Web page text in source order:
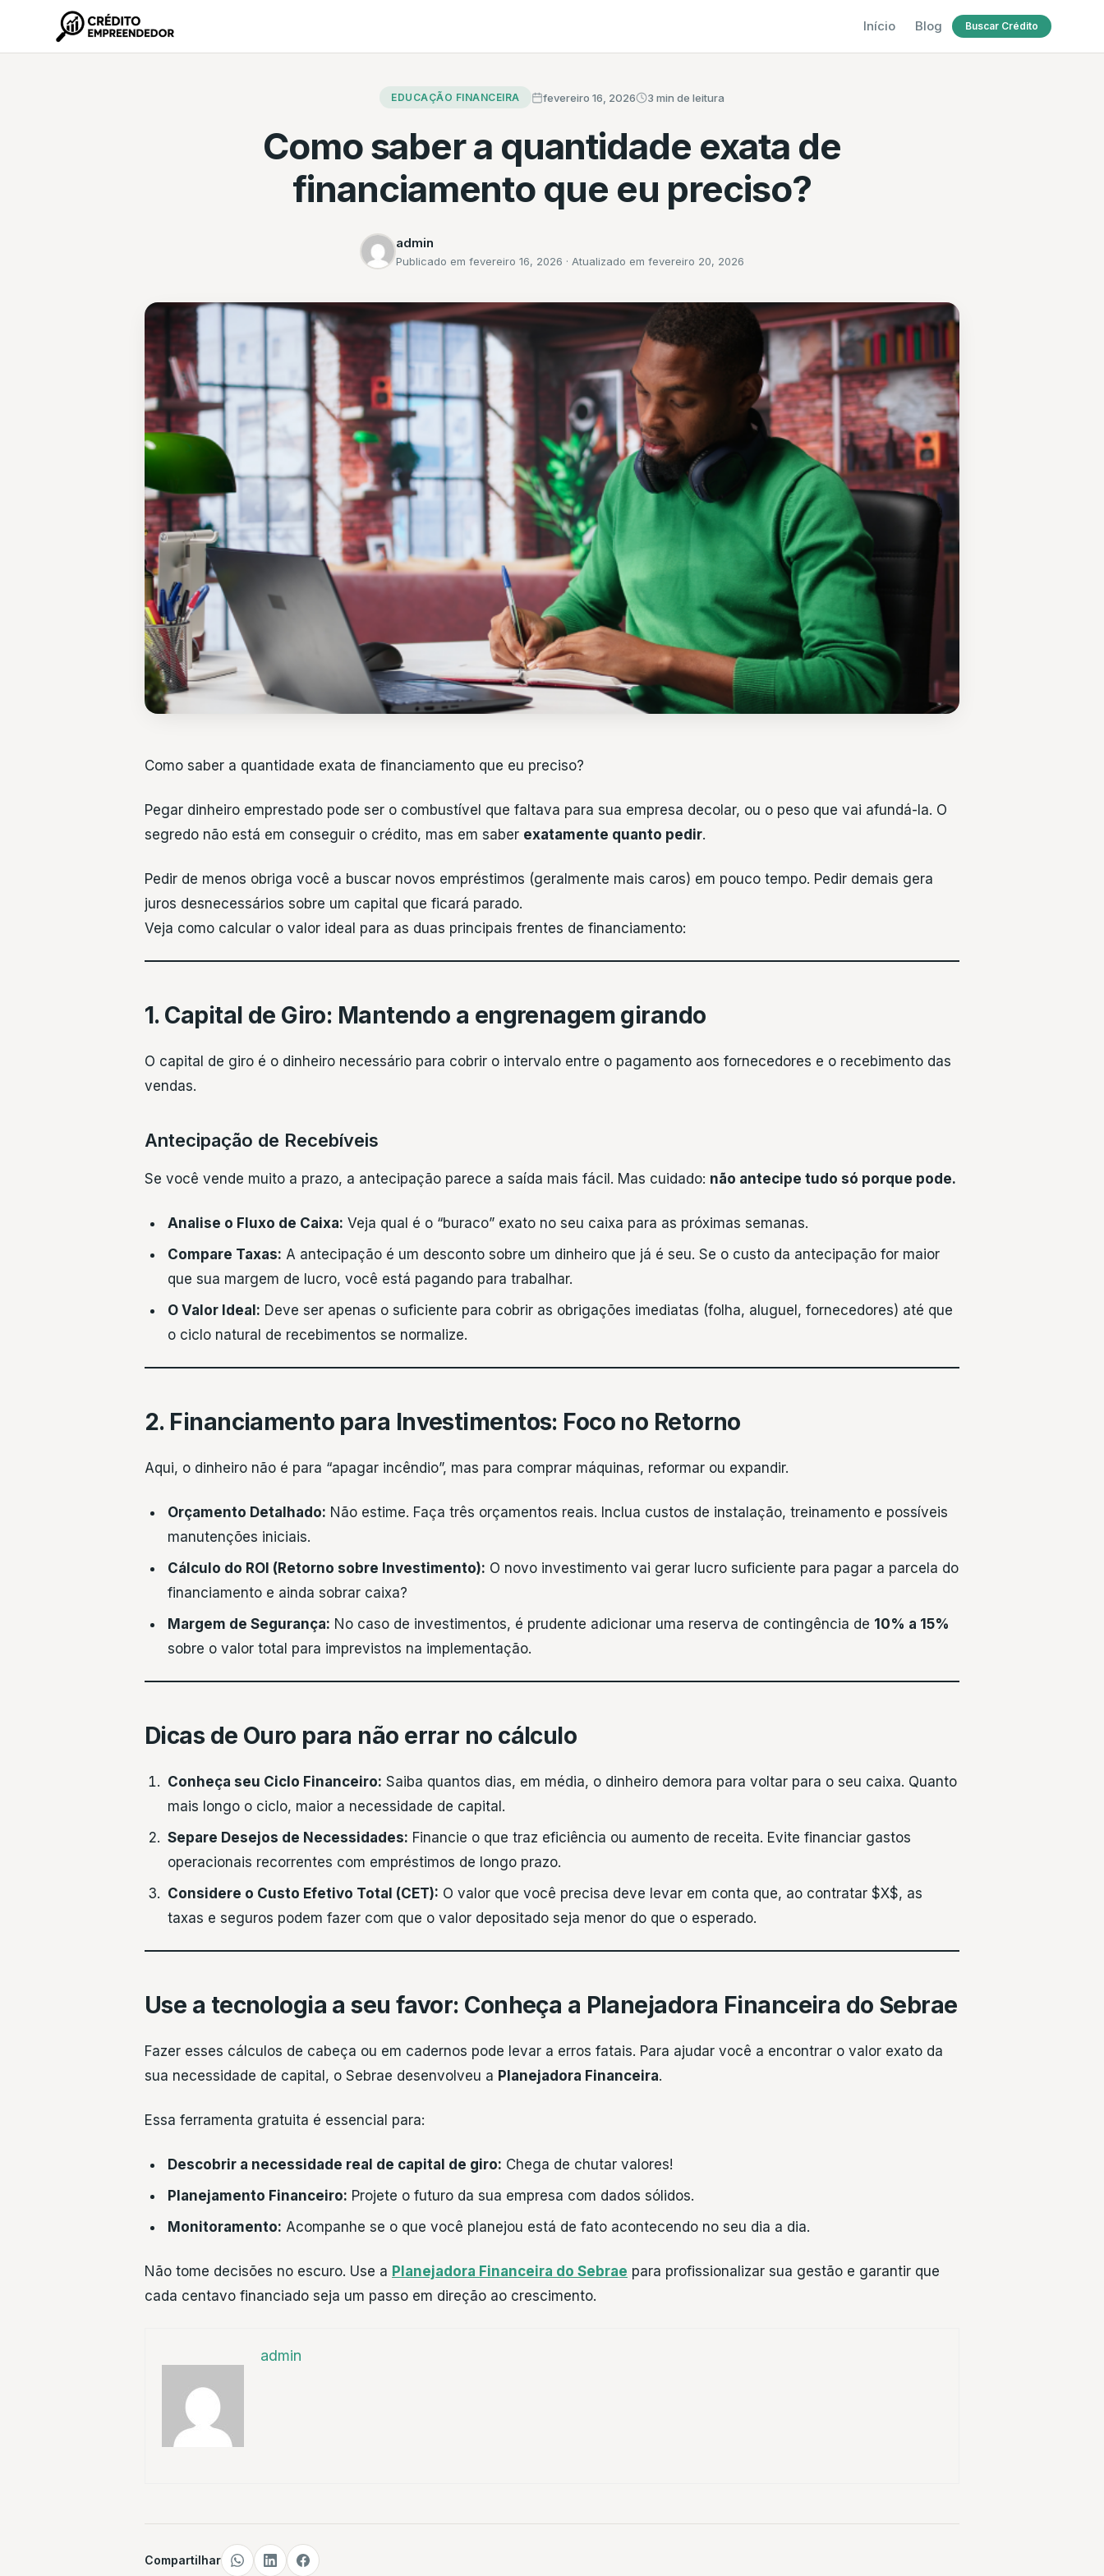
Início Blog Buscar Crédito
EDUCAÇÃO FINANCEIRA fevereiro 16, 2026 3 min de leitura
Como saber a quantidade exata de
financiamento que eu preciso?
admin
Publicado em fevereiro 16, 2026 · Atualizado em fevereiro 20, 2026
Como saber a quantidade exata de financiamento que eu preciso?
Pegar dinheiro emprestado pode ser o combustível que faltava para sua empresa decolar, ou o peso que vai afundá-la. O
segredo não está em conseguir o crédito, mas em saber exatamente quanto pedir.
Pedir de menos obriga você a buscar novos empréstimos (geralmente mais caros) em pouco tempo. Pedir demais gera
juros desnecessários sobre um capital que ficará parado.
Veja como calcular o valor ideal para as duas principais frentes de financiamento:
1. Capital de Giro: Mantendo a engrenagem girando
O capital de giro é o dinheiro necessário para cobrir o intervalo entre o pagamento aos fornecedores e o recebimento das
vendas.
Antecipação de Recebíveis
Se você vende muito a prazo, a antecipação parece a saída mais fácil. Mas cuidado: não antecipe tudo só porque pode.
Analise o Fluxo de Caixa: Veja qual é o “buraco” exato no seu caixa para as próximas semanas.
Compare Taxas: A antecipação é um desconto sobre um dinheiro que já é seu. Se o custo da antecipação for maior
que sua margem de lucro, você está pagando para trabalhar.
O Valor Ideal: Deve ser apenas o suficiente para cobrir as obrigações imediatas (folha, aluguel, fornecedores) até que
o ciclo natural de recebimentos se normalize.
2. Financiamento para Investimentos: Foco no Retorno
Aqui, o dinheiro não é para “apagar incêndio”, mas para comprar máquinas, reformar ou expandir.
Orçamento Detalhado: Não estime. Faça três orçamentos reais. Inclua custos de instalação, treinamento e possíveis
manutenções iniciais.
Cálculo do ROI (Retorno sobre Investimento): O novo investimento vai gerar lucro suficiente para pagar a parcela do
financiamento e ainda sobrar caixa?
Margem de Segurança: No caso de investimentos, é prudente adicionar uma reserva de contingência de 10% a 15%
sobre o valor total para imprevistos na implementação.
Dicas de Ouro para não errar no cálculo
Conheça seu Ciclo Financeiro: Saiba quantos dias, em média, o dinheiro demora para voltar para o seu caixa. Quanto
mais longo o ciclo, maior a necessidade de capital.
Separe Desejos de Necessidades: Financie o que traz eficiência ou aumento de receita. Evite financiar gastos
operacionais recorrentes com empréstimos de longo prazo.
Considere o Custo Efetivo Total (CET): O valor que você precisa deve levar em conta que, ao contratar $X$, as
taxas e seguros podem fazer com que o valor depositado seja menor do que o esperado.
Use a tecnologia a seu favor: Conheça a Planejadora Financeira do Sebrae
Fazer esses cálculos de cabeça ou em cadernos pode levar a erros fatais. Para ajudar você a encontrar o valor exato da
sua necessidade de capital, o Sebrae desenvolveu a Planejadora Financeira.
Essa ferramenta gratuita é essencial para:
Descobrir a necessidade real de capital de giro: Chega de chutar valores!
Planejamento Financeiro: Projete o futuro da sua empresa com dados sólidos.
Monitoramento: Acompanhe se o que você planejou está de fato acontecendo no seu dia a dia.
Não tome decisões no escuro. Use a Planejadora Financeira do Sebrae para profissionalizar sua gestão e garantir que
cada centavo financiado seja um passo em direção ao crescimento.
admin
Compartilhar